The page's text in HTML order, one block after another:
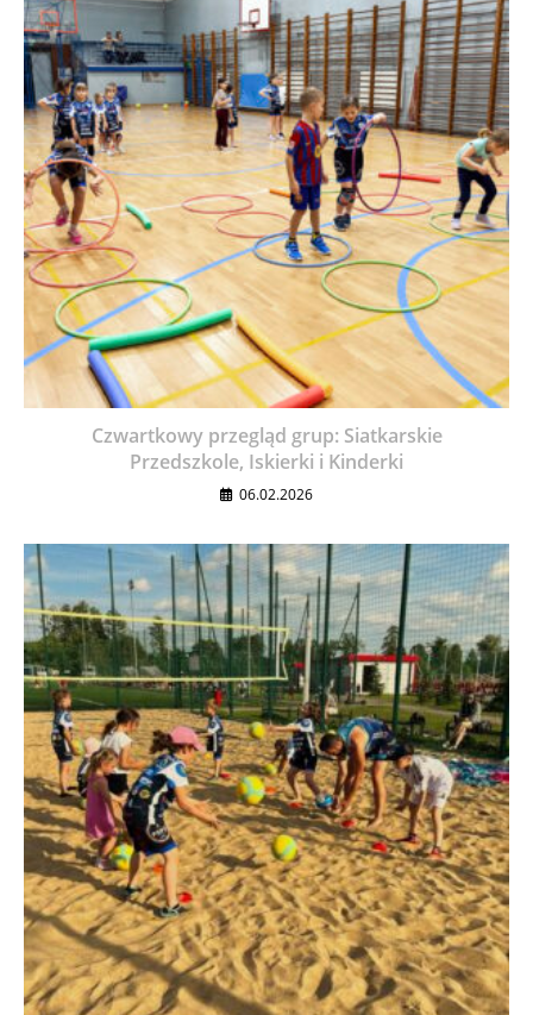
Czwartkowy przegląd grup: Siatkarskie
Przedszkole, Iskierki i Kinderki
06.02.2026